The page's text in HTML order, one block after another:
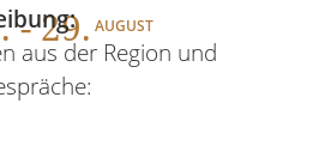
. - 29. AUGUST
aus der Region und